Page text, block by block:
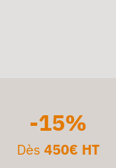
-15%
Dès 450€ HT